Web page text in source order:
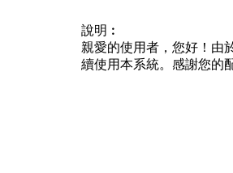
說明︰
親愛的使用者，您好！由
續使用本系統。感謝您的